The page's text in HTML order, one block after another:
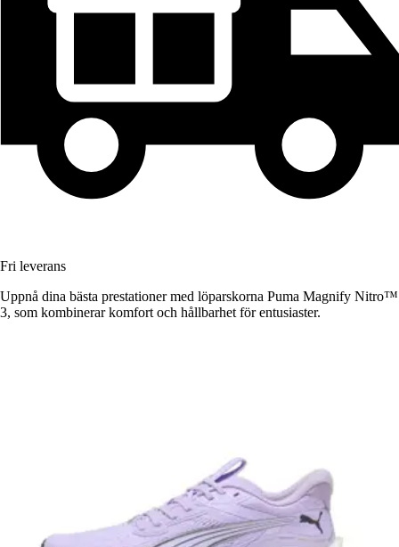
Fri leverans
Uppnå dina bästa prestationer med löparskorna Puma Magnify Nitro™
3, som kombinerar komfort och hållbarhet för entusiaster.